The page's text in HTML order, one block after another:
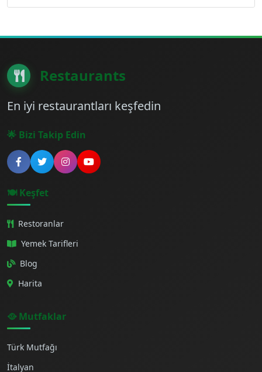
Restaurants
En iyi restaurantları keşfedin
🌟 Bizi Takip Edin
🍽️ Keşfet
Restoranlar
Yemek Tarifleri
Blog
Harita
🥘 Mutfaklar
Türk Mutfağı
İtalyan